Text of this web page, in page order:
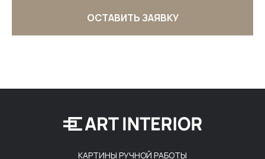
ОСТАВИТЬ ЗАЯВКУ
КАРТИНЫ РУЧНОЙ РАБОТЫ